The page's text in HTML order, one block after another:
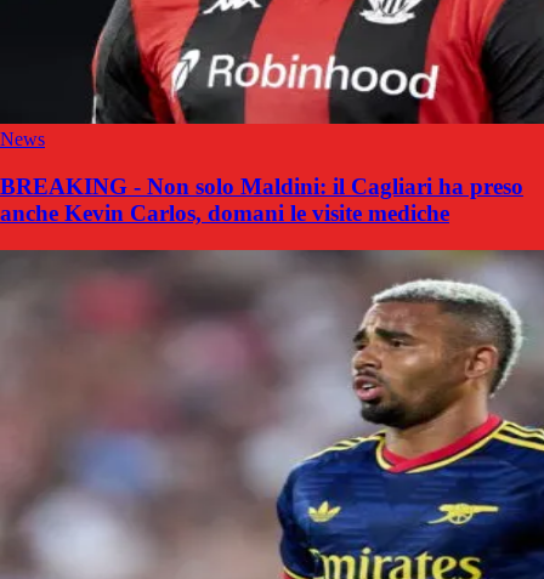
News
BREAKING - Non solo Maldini: il Cagliari ha preso
anche Kevin Carlos, domani le visite mediche